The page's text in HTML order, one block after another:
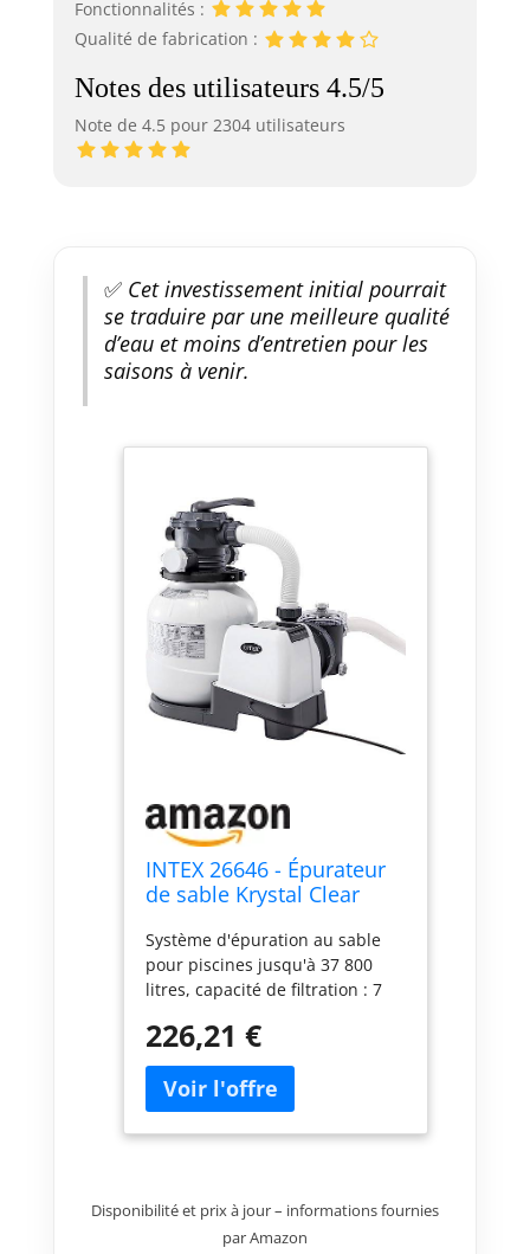
Fonctionnalités :
Qualité de fabrication :
Notes des utilisateurs 4.5/5
Note de 4.5 pour 2304 utilisateurs
✅Cet investissement initial pourrait
se traduire par une meilleure qualité
d’eau et moins d’entretien pour les
saisons à venir.
INTEX 26646 - Épurateur
de sable Krystal Clear
démontables jusqu'à 37
800 l, 6 fonctions et
système de verrouillage
Système d'épuration au sable
pour piscines jusqu'à 37 800
litres, capacité de filtration : 7
Hydro Aeration System de Intex
Compatible avec les piscines
amovibles Intex gamme EASY
Set, Metal Frame, Prisma Frame,
Ultra Frame et Graphite Frame
connexions d'entrée et de sortie
de 32 mm, 2 adaptateurs de
226,21 €
Disponibilité et prix à jour – informations fournies
par Amazon